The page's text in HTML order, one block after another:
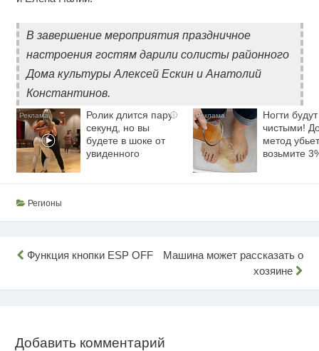
В завершение мероприятия праздничное
настроения гостям дарили солисты районного
Дома культуры Алексей Ескин и Анатолий
Константинов.
i
Ролик длится пару
секунд, но вы
будете в шоке от
увиденного
Ногти будут
чистыми!
метод
возьмите
Регионы
Навигация
Функция кнопки ESP OFF
Машина может рассказать о
хозяине
Добавить комментарий